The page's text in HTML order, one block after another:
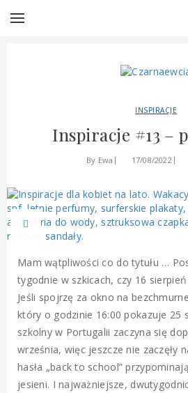
TAG ARCHIVES:
INSPIRACJE
Inspiracje #13 –
By Ewa 17/08/2022
Mam wątpliwości co do tytułu …
tygodnie w szkicach, czy 16
Jeśli spojrzę za okno na
który o godzinie 16:00 pokazuje 25
szkolny w Portugalii zaczyna się
września, więc jeszcze nie zaczęły
hasła „back to school”
jesieni. I najważniejsze,